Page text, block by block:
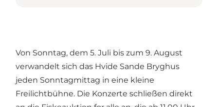
Von Sonntag, dem 5. Juli bis zum 9. August
verwandelt sich das Hvide Sande Bryghus
jeden Sonntagmittag in eine kleine
Freilichtbühne. Die Konzerte schließen direkt